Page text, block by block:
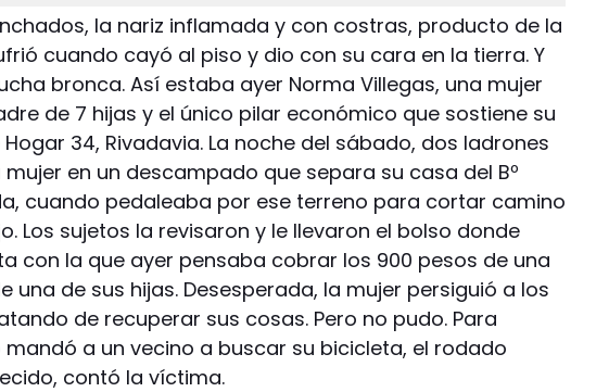
la nariz inflamada y con costras, producto de la
cuando cayó al piso y dio con su cara en la tierra. Y
bronca. Así estaba ayer Norma Villegas, una mujer
de 7 hijas y el único pilar económico que sostiene su
34, Rivadavia. La noche del sábado, dos ladrones
en un descampado que separa su casa del Bº
cuando pedaleaba por ese terreno para cortar camino
Los sujetos la revisaron y le llevaron el bolso donde
con la que ayer pensaba cobrar los 900 pesos de una
una de sus hijas. Desesperada, la mujer persiguió a los
de recuperar sus cosas. Pero no pudo. Para
a un vecino a buscar su bicicleta, el rodado
contó la víctima.